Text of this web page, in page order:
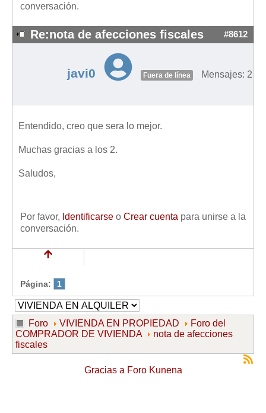
conversación.
Re:nota de afecciones fiscales #8612
javi0 Fuera de línea Mensajes: 2
Entendido, creo que sera lo mejor.
Muchas gracias a los 2.
Saludos,
Por favor, Identificarse o Crear cuenta para unirse a la
conversación.
Página: 1
Foro VIVIENDA EN PROPIEDAD
Foro del
COMPRADOR DE VIVIENDA
nota de afecciones
fiscales
Gracias a Foro Kunena